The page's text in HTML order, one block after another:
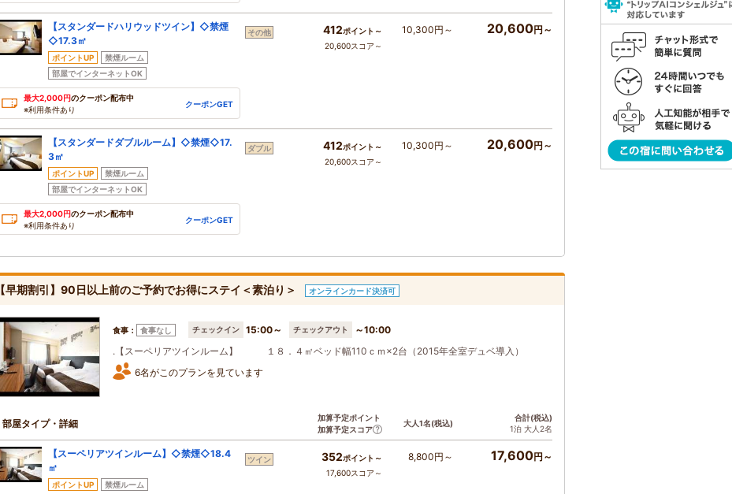
【スタンダードハリウッドツイン】◇禁煙
◇17.3㎡
ポイントUP
禁煙ルーム
部屋でインターネットOK
最大2,000円のクーポン配布中
※利用条件あり
クーポンGET
その他 412ポイント～
20,600スコア～
10,300円～ 20,600円～
【スタンダードダブルルーム】◇禁煙◇17.
3㎡
ポイントUP
禁煙ルーム
部屋でインターネットOK
最大2,000円のクーポン配布中
※利用条件あり
クーポンGET
ダブル 412ポイント～
20,600スコア～
10,300円～ 20,600円～
【早期割引】90日以上前のご予約でお得にステイ＜素泊り＞ オンラインカード決済可
食事： 食事なし チェックイン 15:00～ チェックアウト
～10:00
.【スーペリアツインルーム】 １８．４㎡ベッド幅110ｃｍ×2台（2015年全室デュベ導入）
6名がこのプランを見ています
部屋タイプ・詳細
加算予定ポイント
加算予定スコア
大人1名(税込)
合計(税込)
1泊 大人2名
【スーペリアツインルーム】◇禁煙◇18.4
㎡
ポイントUP
禁煙ルーム
ツイン 352ポイント～
17,600スコア～
8,800円～ 17,600円～